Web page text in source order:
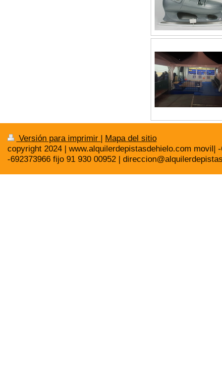
Versión para imprimir | Mapa del sitio
copyright 2024 | www.alquilerdepistasdehielo.com movil|
-692373966 fijo 91 930 00952 |